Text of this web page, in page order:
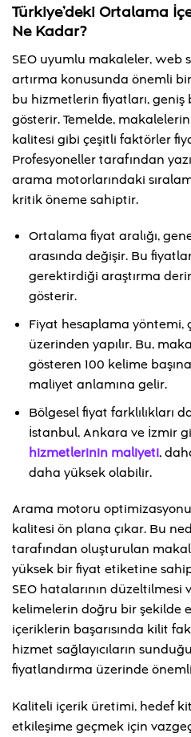
Türkiye’deki Ortalama
Ne Kadar?
SEO uyumlu makaleler,
artırma konusunda önemli
bu hizmetlerin fiyatları,
gösterir. Temelde,
kalitesi gibi çeşitli faktörler
Profesyoneller tarafından
arama motorlarındaki
kritik öneme sahiptir.
Ortalama fiyat aralığı,
arasında değişir. Bu
gerektirdiği araştırma
gösterir.
Fiyat hesaplama yöntemi,
üzerinden yapılır. Bu,
gösteren 100 kelime
maliyet anlamına gelir.
Bölgesel fiyat farklılıkları
İstanbul, Ankara ve İzmir
hizmetlerinin maliyeti,
daha yüksek olabilir.
Arama motoru
kalitesi ön plana çıkar. Bu
tarafından oluşturulan
yüksek bir fiyat etiketine
SEO hatalarının
kelimelerin doğru bir şekilde
içeriklerin başarısında kilit
hizmet sağlayıcıların
fiyatlandırma üzerinde
Kaliteli içerik üretimi, hedef
etkileşime geçmek için